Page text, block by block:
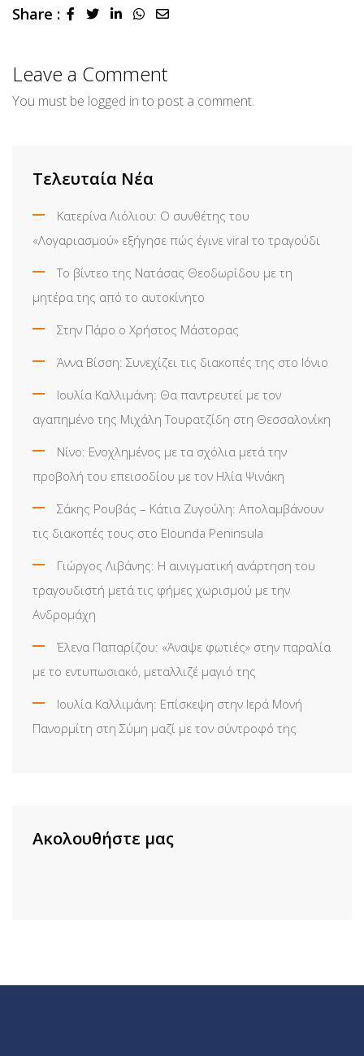
Share : LinkedInWhatsapp
Share
Leave a Comment
You must be logged in to post a comment.
Τελευταία Νέα
Κατερίνα Λιόλιου: Ο συνθέτης του
«Λογαριασμού» εξήγησε πώς έγινε viral το τραγούδι
Το βίντεο της Νατάσας Θεοδωρίδου με τη
μητέρα της από το αυτοκίνητο
Στην Πάρο ο Χρήστος Μάστορας
Άννα Βίσση: Συνεχίζει τις διακοπές της στο Ιόνιο
Ιουλία Καλλιμάνη: Θα παντρευτεί με τον
αγαπημένο της Μιχάλη Τουρατζίδη στη Θεσσαλονίκη
Νίνο: Ενοχλημένος με τα σχόλια μετά την
προβολή του επεισοδίου με τον Ηλία Ψινάκη
Σάκης Ρουβάς – Κάτια Ζυγούλη: Απολαμβάνουν
τις διακοπές τους στο Elounda Peninsula
Γιώργος Λιβάνης: Η αινιγματική ανάρτηση του
τραγουδιστή μετά τις φήμες χωρισμού με την
Ανδρομάχη
Έλενα Παπαρίζου: «Άναψε φωτιές» στην παραλία
με το εντυπωσιακό, μεταλλιζέ μαγιό της
Ιουλία Καλλιμάνη: Επίσκεψη στην Ιερά Μονή
Πανορμίτη στη Σύμη μαζί με τον σύντροφό της
Ακολουθήστε μας